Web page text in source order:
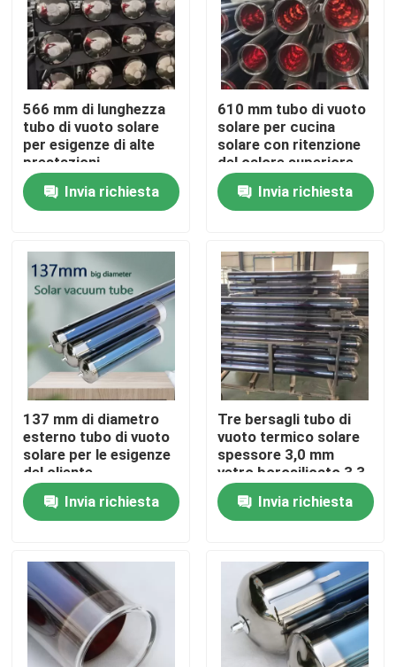
Casa.
Prodotti
Video
Su di noi
Visita alla fabbrica
Controllo della qualità
Contattaci
Casi
Cucina termica solare
566 mm di lunghezza
tubo di vuoto solare
per esigenze di alte
prestazioni
Invia richiesta
610 mm tubo di vuoto
solare per cucina
solare con ritenzione
del calore superiore
Invia richiesta
137 mm di diametro
esterno tubo di vuoto
solare per le esigenze
del cliente
Invia richiesta
Tre bersagli tubo di
vuoto termico solare
spessore 3,0 mm
vetro borosilicato 3,3
materiale
Invia richiesta